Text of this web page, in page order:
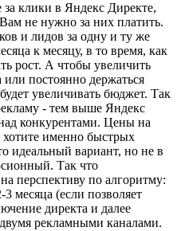
клики в Яндекс Директе,
не нужно за них платить.
и лидов за одну и ту же
к месяцу, в то время, как
рост. А чтобы увеличить
или постоянно держаться
увеличивать бюджет. Так
- тем выше Яндекс
конкурентами. Цены на
именно быстрых
идеальный вариант, но не в
Так что
перспективу по алгоритму:
месяца (если позволяет
директа и далее
рекламными каналами.